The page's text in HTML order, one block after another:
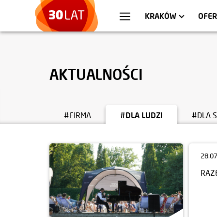
KRAKÓW
WARSZAWA
MIESZKANIA
AKTUALNOŚCI
#FIRMA #DLA LUDZI #DLA